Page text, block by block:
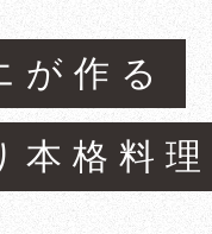
が作る
本格料理